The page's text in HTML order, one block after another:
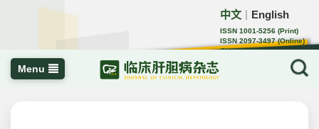
中文 English
ISSN 1001-5256 (Print)
ISSN 2097-3497 (Online)
CN 22-1108/R
Menu